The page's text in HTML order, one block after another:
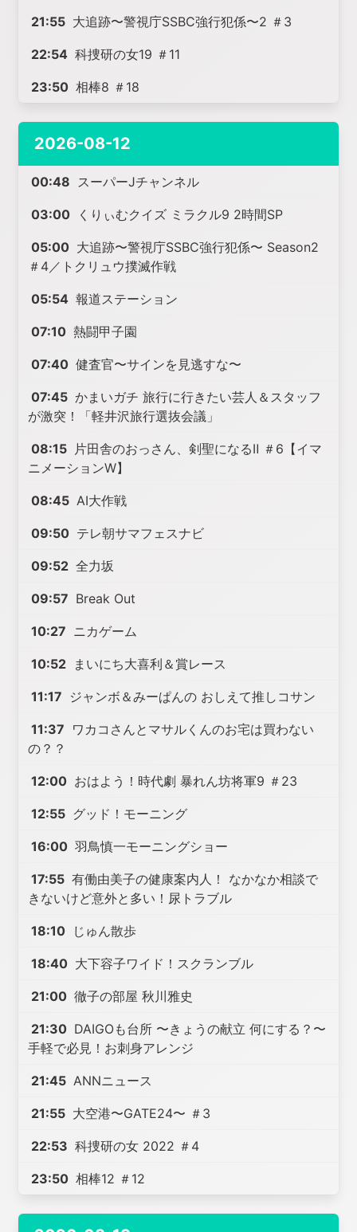
21:55 大追跡〜警視庁SSBC強行犯係〜2 ＃3
22:54 科捜研の女19 ＃11
23:50 相棒8 ＃18
2026-08-12
00:48 スーパーJチャンネル
03:00 くりぃむクイズ ミラクル9 2時間SP
05:00 大追跡〜警視庁SSBC強行犯係〜 Season2
＃4／トクリュウ撲滅作戦
05:54 報道ステーション
07:10 熱闘甲子園
07:40 健査官〜サインを見逃すな〜
07:45 かまいガチ 旅行に行きたい芸人＆スタッフ
が激突！「軽井沢旅行選抜会議」
08:15 片田舎のおっさん、剣聖になるⅡ ＃6【イマ
ニメーションW】
08:45 AI大作戦
09:50 テレ朝サマフェスナビ
09:52 全力坂
09:57 Break Out
10:27 ニカゲーム
10:52 まいにち大喜利＆賞レース
11:17 ジャンボ＆みーぱんの おしえて推しコサン
11:37 ワカコさんとマサルくんのお宅は買わない
の？？
12:00 おはよう！時代劇 暴れん坊将軍9 ＃23
12:55 グッド！モーニング
16:00 羽鳥慎一モーニングショー
17:55 有働由美子の健康案内人！ なかなか相談で
きないけど意外と多い！尿トラブル
18:10 じゅん散歩
18:40 大下容子ワイド！スクランブル
21:00 徹子の部屋 秋川雅史
21:30 DAIGOも台所 〜きょうの献立 何にする？〜
手軽で必見！お刺身アレンジ
21:45 ANNニュース
21:55 大空港〜GATE24〜 ＃3
22:53 科捜研の女 2022 ＃4
23:50 相棒12 ＃12